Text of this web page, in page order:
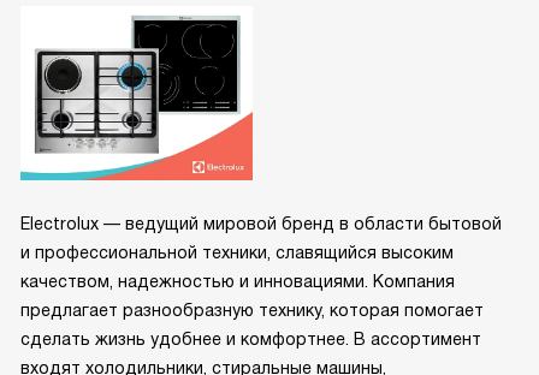
Electrolux — ведущий мировой бренд в области бытовой
и профессиональной техники, славящийся высоким
качеством, надежностью и инновациями. Компания
предлагает разнообразную технику, которая помогает
сделать жизнь удобнее и комфортнее. В ассортимент
входят холодильники, стиральные машины,